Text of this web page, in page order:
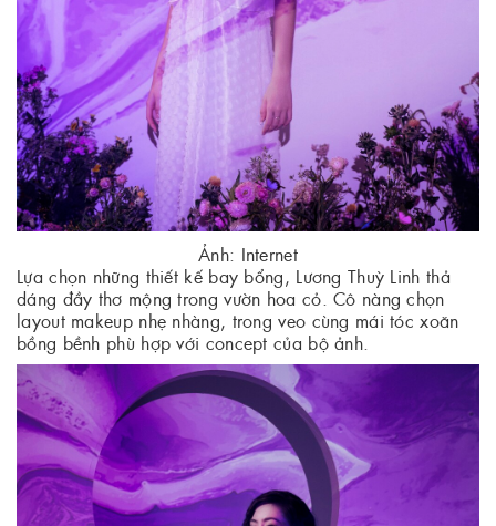
Ảnh: Internet
Lựa chọn những thiết kế bay bổng, Lương Thuỳ Linh thả
dáng đầy thơ mộng trong vườn hoa cỏ. Cô nàng chọn
layout makeup nhẹ nhàng, trong veo cùng mái tóc xoăn
bồng bềnh phù hợp với concept của bộ ảnh.